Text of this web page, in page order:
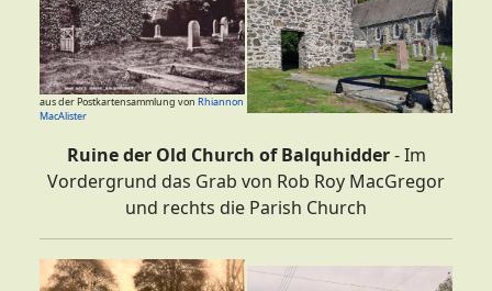
aus der Postkartensammlung von Rhiannon
MacAlister
Ruine der Old Church of Balquhidder- Im
Vordergrund das Grab von Rob Roy MacGregor
und rechts die Parish Church